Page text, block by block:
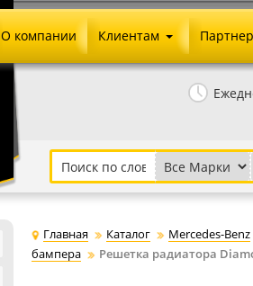
О компании Клиентам
Как сделать заказ
Установка на авто
Письмо директору
Главная Каталог Mercedes-Benz
бампера
Решетка радиатора